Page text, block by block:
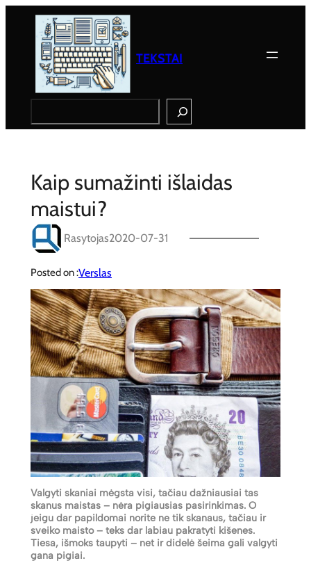
TEKSTAI
Kaip sumažinti išlaidas
maistui?
Rasytojas2020-07-31
Posted on :Verslas
Valgyti skaniai mėgsta visi, tačiau dažniausiai tas
skanus maistas – nėra pigiausias pasirinkimas. O
jeigu dar papildomai norite ne tik skanaus, tačiau ir
sveiko maisto – teks dar labiau pakratyti kišenes.
Tiesa, išmoks taupyti – net ir didelė šeima gali valgyti
gana pigiai.